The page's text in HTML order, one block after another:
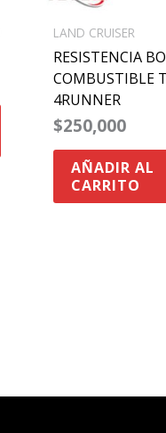
LAND CRUISER
RESISTENCIA
COMBUSTIBLE
4RUNNER
$250,000
AÑADIR AL
CARRITO